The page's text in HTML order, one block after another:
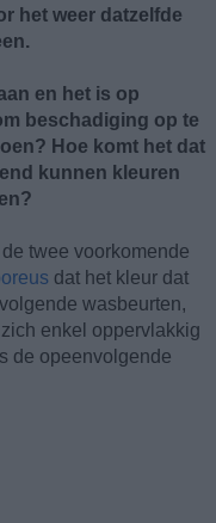
het weer datzelfde
en het is op
beschadiging op te
Hoe komt het dat
kunnen kleuren
twee voorkomende
dat het kleur dat
wasbeurten,
enkel oppervlakkig
de opeenvolgende